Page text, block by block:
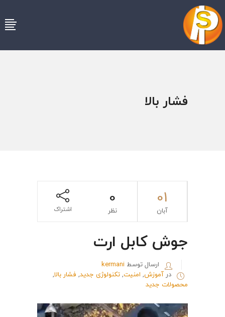
فشار بالا
01
آبان
0
نظر اشتراک
جوش کابل ارت
ارسال توسط kermani
در آموزش, امنیت,تکنولوژی جدید, فشار بالا,
محصولات جدید